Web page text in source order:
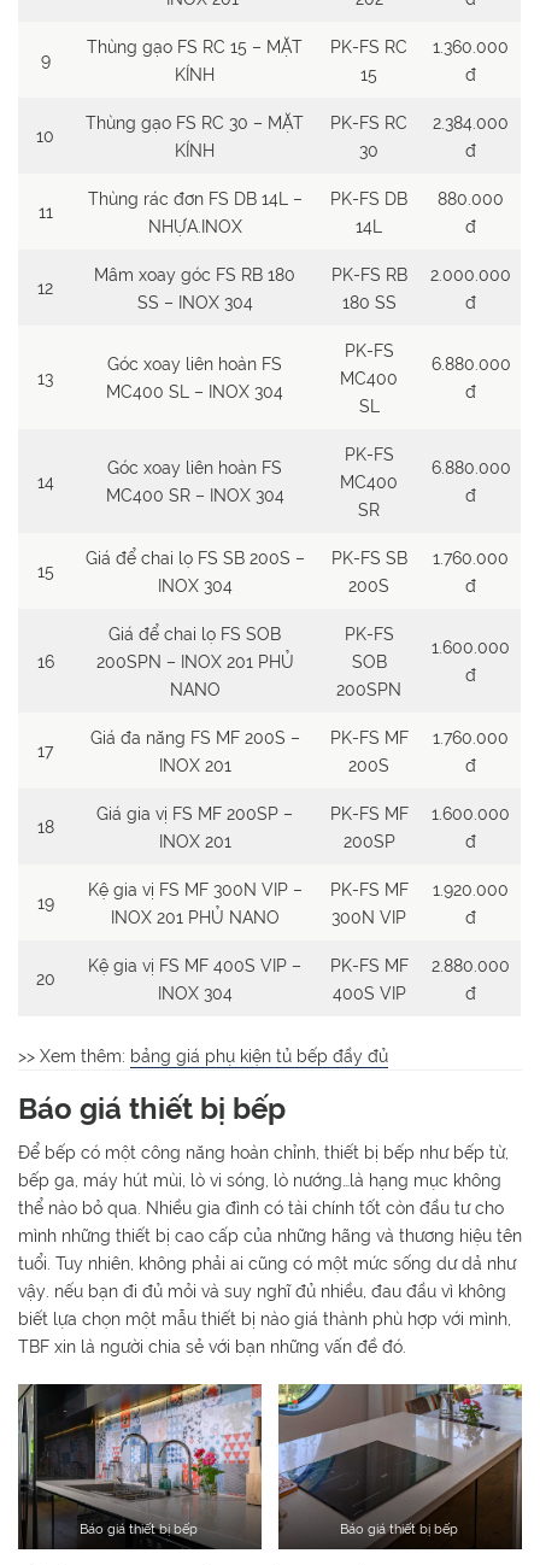
9
Thùng gạo FS RC 15 – MẶT
KÍNH
PK-FS RC
15
1.360.000
đ
10
Thùng gạo FS RC 30 – MẶT
KÍNH
PK-FS RC
30
2.384.000
đ
11
Thùng rác đơn FS DB 14L –
NHỰA.INOX
PK-FS DB
14L
880.000
đ
12
Mâm xoay góc FS RB 180
SS – INOX 304
PK-FS RB
180 SS
2.000.000
đ
13
Góc xoay liên hoàn FS
MC400 SL – INOX 304
PK-FS
MC400
SL
6.880.000
đ
14
Góc xoay liên hoàn FS
MC400 SR – INOX 304
PK-FS
MC400
SR
6.880.000
đ
15
Giá để chai lọ FS SB 200S –
INOX 304
PK-FS SB
200S
1.760.000
đ
16
Giá để chai lọ FS SOB
200SPN – INOX 201 PHỦ
NANO
PK-FS
SOB
200SPN
1.600.000
đ
17
Giá đa năng FS MF 200S –
INOX 201
PK-FS MF
200S
1.760.000
đ
18
Giá gia vị FS MF 200SP –
INOX 201
PK-FS MF
200SP
1.600.000
đ
19
Kệ gia vị FS MF 300N VIP –
INOX 201 PHỦ NANO
PK-FS MF
300N VIP
1.920.000
đ
20
Kệ gia vị FS MF 400S VIP –
INOX 304
PK-FS MF
400S VIP
2.880.000
đ
>> Xem thêm: bảng giá phụ kiện tủ bếp đầy đủ
Báo giá thiết bị bếp
Để bếp có một công năng hoàn chỉnh, thiết bị bếp như bếp từ,
bếp ga, máy hút mùi, lò vi sóng, lò nướng…là hạng mục không
thể nào bỏ qua. Nhiều gia đình có tài chính tốt còn đầu tư cho
mình những thiết bị cao cấp của những hãng và thương hiệu tên
tuổi. Tuy nhiên, không phải ai cũng có một mức sống dư dả như
vậy. nếu bạn đi đủ mỏi và suy nghĩ đủ nhiều, đau đầu vì không
biết lựa chọn một mẫu thiết bị nào giá thành phù hợp với mình,
TBF xin là người chia sẻ với bạn những vấn đề đó.
Báo giá thiết bị bếp Báo giá thiết bị bếp